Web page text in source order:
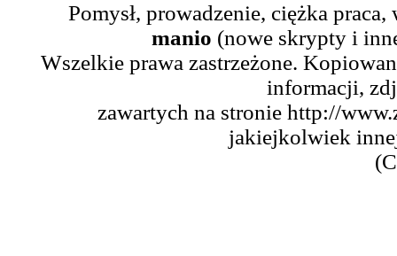
Pomysł, prowadzenie, ciężka
manio (nowe skrypty i
Wszelkie prawa zastrzeżone.
informacji,
zawartych na stronie http://
jakiejkolwiek